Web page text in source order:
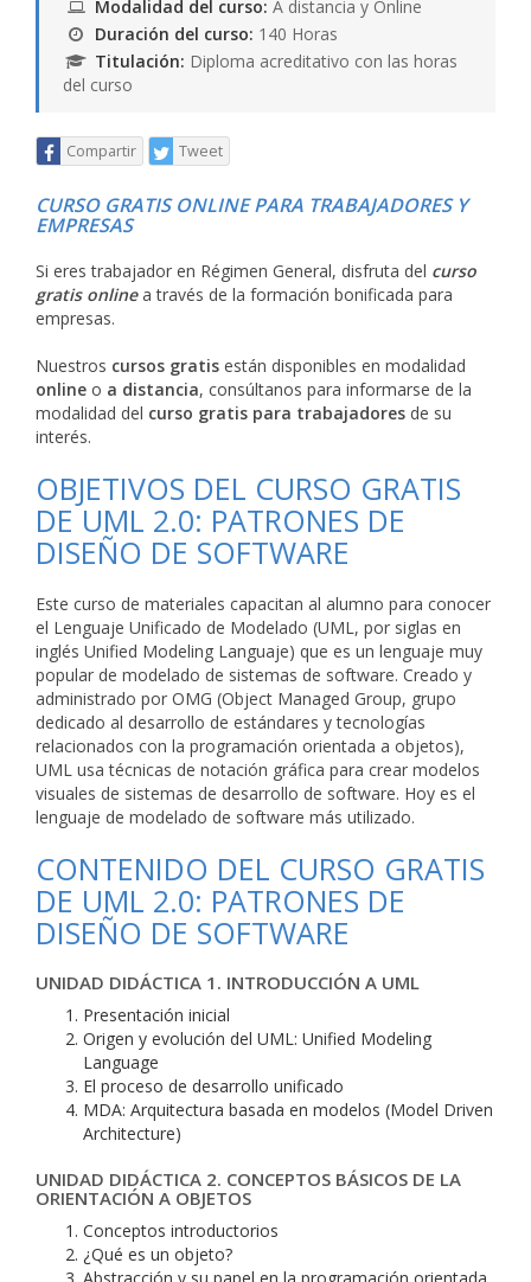
Modalidad del curso: A distancia y Online
Duración del curso: 140 Horas
Titulación: Diploma acreditativo con las horas
del curso
Compartir Tweet
CURSO GRATIS ONLINE PARA TRABAJADORES Y
EMPRESAS
Si eres trabajador en Régimen General, disfruta del curso
gratis onlinea través de la formación bonificada para
empresas.
Nuestros cursos gratis están disponibles en modalidad
online o a distancia, consúltanos para informarse de la
modalidad del curso gratis para trabajadores de su
interés.
OBJETIVOS DEL CURSO GRATIS
DE UML 2.0: PATRONES DE
DISEÑO DE SOFTWARE
Este curso de materiales capacitan al alumno para conocer
el Lenguaje Unificado de Modelado (UML, por siglas en
inglés Unified Modeling Languaje) que es un lenguaje muy
popular de modelado de sistemas de software. Creado y
administrado por OMG (Object Managed Group, grupo
dedicado al desarrollo de estándares y tecnologías
relacionados con la programación orientada a objetos),
UML usa técnicas de notación gráfica para crear modelos
visuales de sistemas de desarrollo de software. Hoy es el
lenguaje de modelado de software más utilizado.
CONTENIDO DEL CURSO GRATIS
DE UML 2.0: PATRONES DE
DISEÑO DE SOFTWARE
UNIDAD DIDÁCTICA 1. INTRODUCCIÓN A UML
Presentación inicial
Origen y evolución del UML: Unified Modeling
Language
El proceso de desarrollo unificado
MDA: Arquitectura basada en modelos (Model Driven
Architecture)
UNIDAD DIDÁCTICA 2. CONCEPTOS BÁSICOS DE LA
ORIENTACIÓN A OBJETOS
Conceptos introductorios
¿Qué es un objeto?